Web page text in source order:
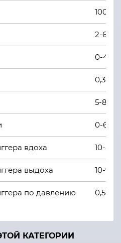
100-
2-60
0-45
0,3-
5-80
0-60
вдоха 10-80%
выдоха 10-90%
по давлению 0,5-
КАТЕГОРИИ